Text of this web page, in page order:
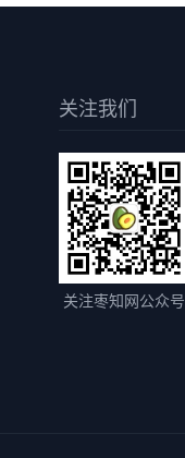
关注我们
关注枣知网公众号